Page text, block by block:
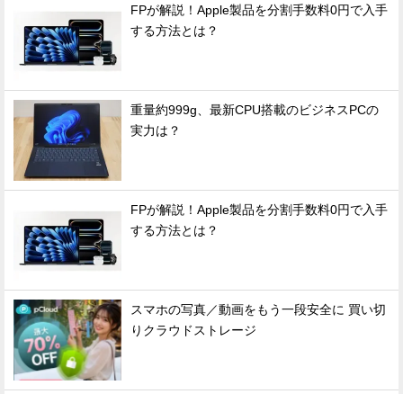
FPが解説！Apple製品を分割手数料0円で入手
する方法とは？
重量約999g、最新CPU搭載のビジネスPCの
実力は？
FPが解説！Apple製品を分割手数料0円で入手
する方法とは？
スマホの写真／動画をもう一段安全に 買い切
りクラウドストレージ